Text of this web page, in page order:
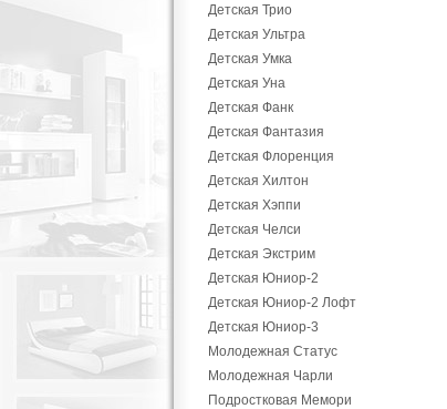
Детская Трио
Детская Ультра
Детская Умка
Детская Уна
Детская Фанк
Детская Фантазия
Детская Флоренция
Детская Хилтон
Детская Хэппи
Детская Челси
Детская Экстрим
Детская Юниор-2
Детская Юниор-2 Лофт
Детская Юниор-3
Молодежная Статус
Молодежная Чарли
Подростковая Мемори